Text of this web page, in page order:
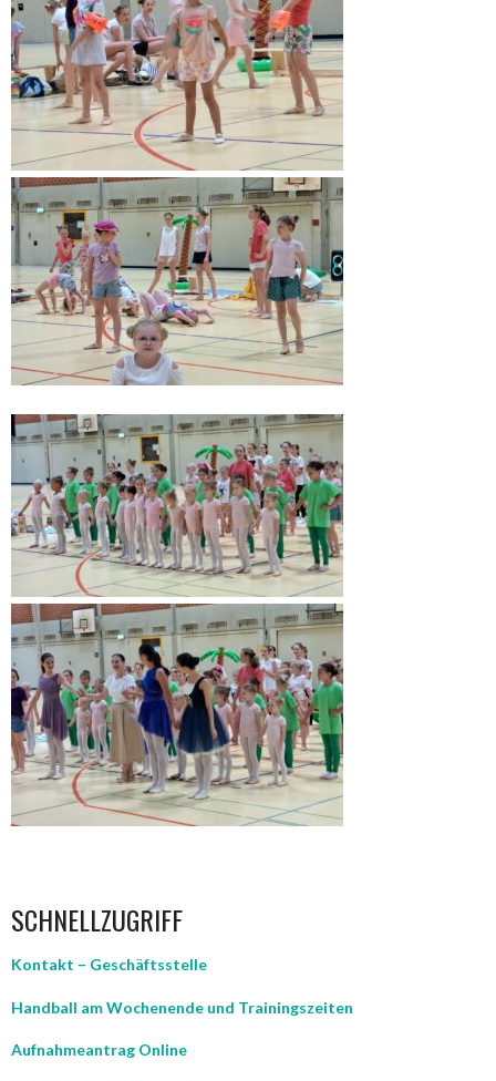
SCHNELLZUGRIFF
Kontakt – Geschäftsstelle
Handball am Wochenende und Trainingszeiten
Aufnahmeantrag Online